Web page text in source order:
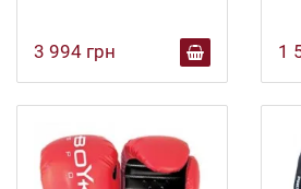
3 994 грн 1